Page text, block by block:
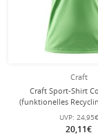
Craft
Craft Sport-Shirt
(funktionelles
grün Damen
UVP: 24,95€
20,11€